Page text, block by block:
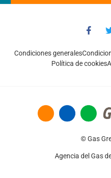
Condiciones generales
Política de cookies
© Gas
Agencia del Gas